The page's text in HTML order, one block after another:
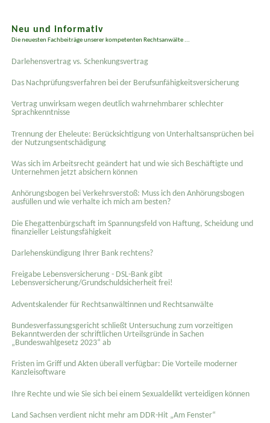
Neu und informativ
Die neuesten Fachbeiträge unserer kompetenten Rechtsanwälte ...
Darlehensvertrag vs. Schenkungsvertrag
Das Nachprüfungsverfahren bei der Berufsunfähigkeitsversicherung
Vertrag unwirksam wegen deutlich wahrnehmbarer schlechter
Sprachkenntnisse
Trennung der Eheleute: Berücksichtigung von Unterhaltsansprüchen bei
der Nutzungsentschädigung
Was sich im Arbeitsrecht geändert hat und wie sich Beschäftigte und
Unternehmen jetzt absichern können
Anhörungsbogen bei Verkehrsverstoß: Muss ich den Anhörungsbogen
ausfüllen und wie verhalte ich mich am besten?
Die Ehegattenbürgschaft im Spannungsfeld von Haftung, Scheidung und
finanzieller Leistungsfähigkeit
Darlehenskündigung Ihrer Bank rechtens?
Freigabe Lebensversicherung - DSL-Bank gibt
Lebensversicherung/Grundschuldsicherheit frei!
Adventskalender für Rechtsanwältinnen und Rechtsanwälte
Bundesverfassungsgericht schließt Untersuchung zum vorzeitigen
Bekanntwerden der schriftlichen Urteilsgründe in Sachen
„Bundeswahlgesetz 2023“ ab
Fristen im Griff und Akten überall verfügbar: Die Vorteile moderner
Kanzleisoftware
Ihre Rechte und wie Sie sich bei einem Sexual­delikt verteidigen können
Land Sachsen verdient nicht mehr am DDR-Hit „Am Fenster“